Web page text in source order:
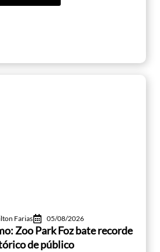
Farias 05/08/2026
Zoo Park Foz bate recorde
de público